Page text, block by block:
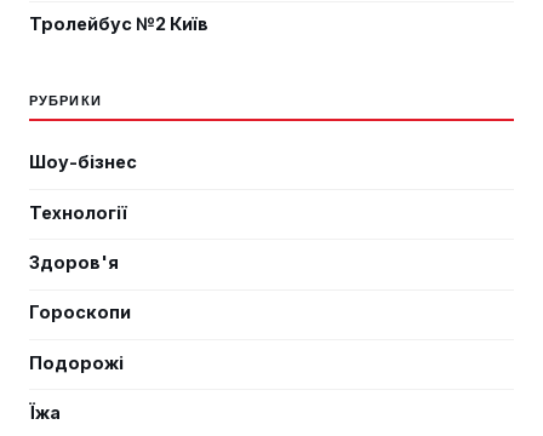
Тролейбус №2 Київ
РУБРИКИ
Шоу-бізнес
Технології
Здоров'я
Гороскопи
Подорожі
Їжа